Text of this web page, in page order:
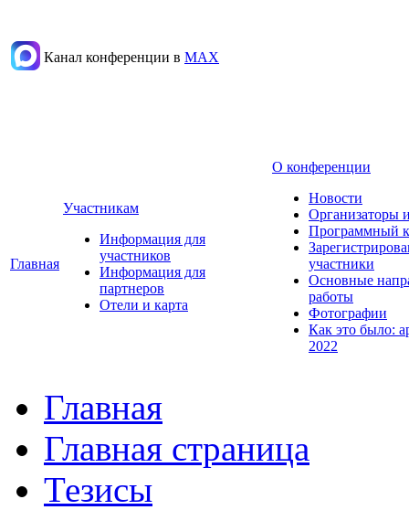
Канал конференции в МАХ
Главная
Участникам
Информация для
участников
Информация для
партнеров
Отели и карта
О конференции
Новости
Организаторы
Программный
участники
Основные
работы
Фотографии
Как это было:
2022
Главная
Главная страница
Тезисы